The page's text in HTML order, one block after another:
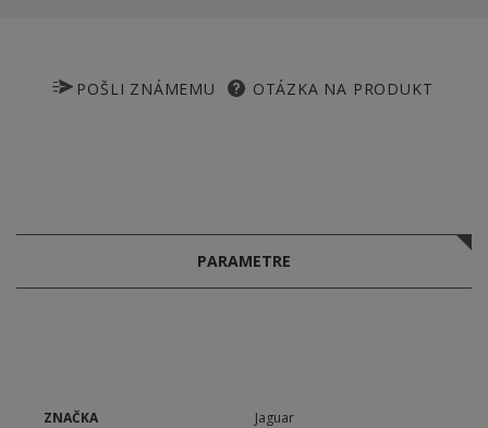
POŠLI ZNÁMEMU OTÁZKA NA PRODUKT
PARAMETRE
ZNAČKA Jaguar